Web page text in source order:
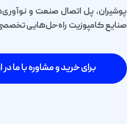
پوشیران، پل اتصال صنعت و
صنایع کامپوزیت راه‌حل‌هایی
برای خرید و مشاوره با ما در